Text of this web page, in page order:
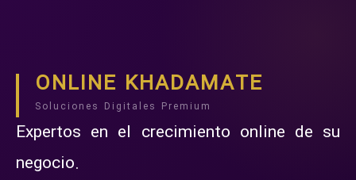
ONLINE KHADAMATE
Soluciones Digitales Premium
Expertos en el crecimiento online de su
negocio.